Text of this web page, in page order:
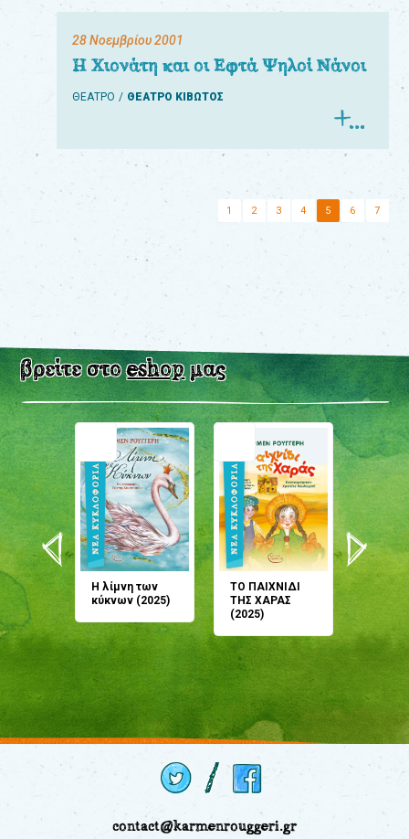
28 Νοεμβρίου 2001
Η Χιονάτη και οι Εφτά Ψηλοί Νάνοι
ΘΕΑΤΡΟ ΘΕΑΤΡΟ ΚΙΒΩΤΟΣ
1 2 3 4 5 6 7
βρείτε στοeshopμας
Η λίμνη των
κύκνων (2025)
ΤΟ ΠΑΙΧΝΙΔΙ
ΤΗΣ ΧΑΡΑΣ
(2025)
μου;
(2024)
contact@karmenrouggeri.gr